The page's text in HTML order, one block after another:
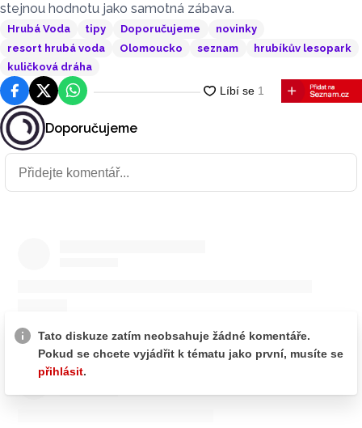
stejnou hodnotu jako samotná zábava.
Hrubá Voda tipy Doporučujeme
novinky
resort hrubá voda
Olomoucko seznam
hrubíkův lesopark
kuličková dráha
FacebookPlatforma X
WhatsApp
Doporučujeme